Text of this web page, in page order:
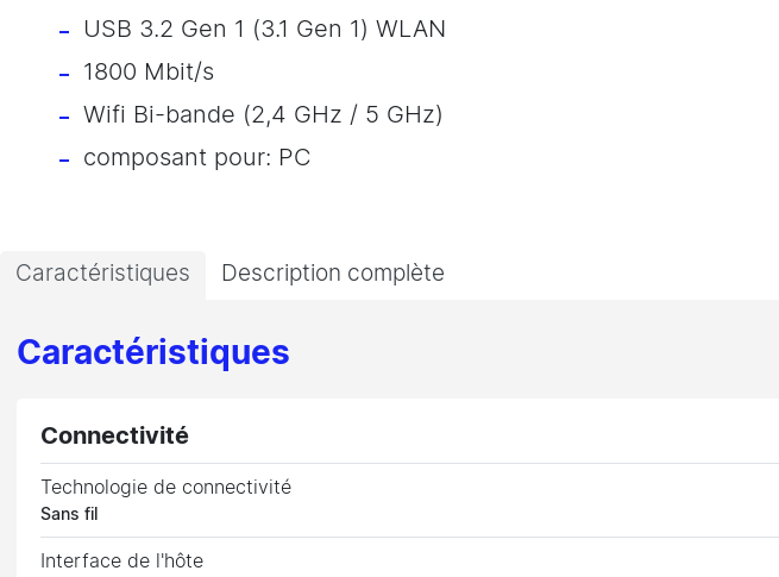
USB 3.2 Gen 1 (3.1 Gen 1) WLAN
1800 Mbit/s
Wifi Bi-bande (2,4 GHz / 5 GHz)
composant pour: PC
Caractéristiques Description complète
Caractéristiques
Connectivité
Technologie de connectivité
Sans fil
Interface de l'hôte